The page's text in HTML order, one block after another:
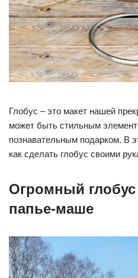
Глобус – это макет нашей
может быть стильным
познавательным подарком. В
как сделать глобус своими
Огромный глобус
папье-маше